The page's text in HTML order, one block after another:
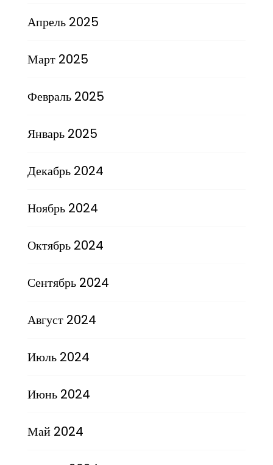
Апрель 2025
Март 2025
Февраль 2025
Январь 2025
Декабрь 2024
Ноябрь 2024
Октябрь 2024
Сентябрь 2024
Август 2024
Июль 2024
Июнь 2024
Май 2024